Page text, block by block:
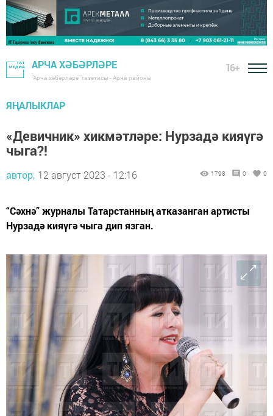
АРЧА ХӘБӘРЛӘРЕ
"Арча хәбәрләре" газетасы - Арча районы
16+
ЯҢАЛЫКЛАР
«Девичник» хикмәтләре: Нурзадә кияүгә
чыга?!
автор, 12 август 2023 - 12:16 1798 0 0
“Сәхнә” журналы Татарстанның атказанган артисты
Нурзадә кияүгә чыга дип язган.